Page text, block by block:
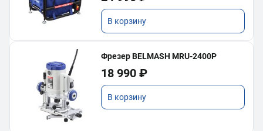
В корзину
Фрезер BELMASH MRU-2400P
18 990 ₽
В корзину